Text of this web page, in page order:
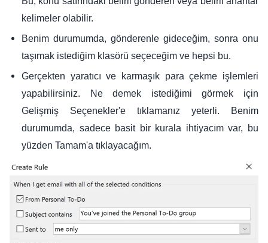
kelimeler olabilir.
Benim durumumda, gönderenle gideceğim, sonra onu
taşımak istediğim klasörü seçeceğim ve hepsi bu.
Gerçekten yaratıcı ve karmaşık para çekme işlemleri
yapabilirsiniz. Ne demek istediğimi görmek için
Gelişmiş Seçenekler'e tıklamanız yeterli. Benim
durumumda, sadece basit bir kurala ihtiyacım var, bu
yüzden Tamam'a tıklayacağım.